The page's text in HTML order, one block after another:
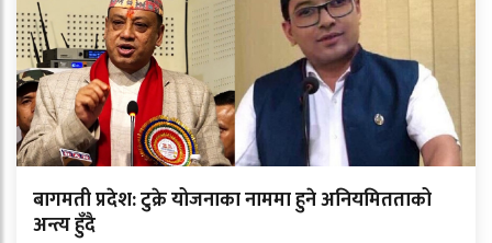
बागमती प्रदेश: टुक्रे योजनाका नाममा हुने अनियमितताको
अन्त्य हुँदै